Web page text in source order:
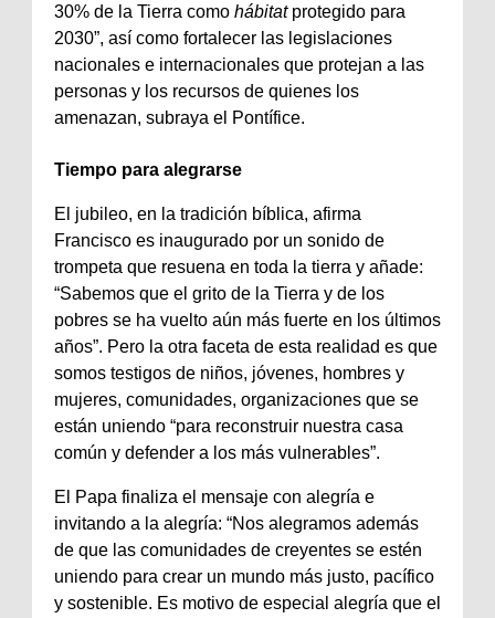
30% de la Tierra como hábitatprotegido para
2030”, así como fortalecer las legislaciones
nacionales e internacionales que protejan a las
personas y los recursos de quienes los
amenazan, subraya el Pontífice.
Tiempo para alegrarse
El jubileo, en la tradición bíblica, afirma
Francisco es inaugurado por un sonido de
trompeta que resuena en toda la tierra y añade:
“Sabemos que el grito de la Tierra y de los
pobres se ha vuelto aún más fuerte en los últimos
años”. Pero la otra faceta de esta realidad es que
somos testigos de niños, jóvenes, hombres y
mujeres, comunidades, organizaciones que se
están uniendo “para reconstruir nuestra casa
común y defender a los más vulnerables”.
El Papa finaliza el mensaje con alegría e
invitando a la alegría: “Nos alegramos además
de que las comunidades de creyentes se estén
uniendo para crear un mundo más justo, pacífico
y sostenible. Es motivo de especial alegría que el